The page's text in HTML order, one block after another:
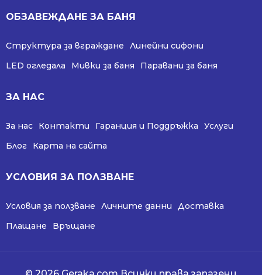
ОБЗАВЕЖДАНЕ ЗА БАНЯ
Структура за вграждане
Линейни сифони
LED огледала
Мивки за баня Паравани за баня
ЗА НАС
За нас Контакти Гаранция и Поддръжка
Услуги
Блог
Карта на сайта
УСЛОВИЯ ЗА ПОЛЗВАНЕ
Условия за ползване Личните данни
Доставка
Плащане
Връщане